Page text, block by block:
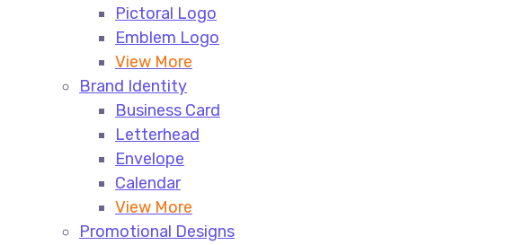
Pictoral Logo
Emblem Logo
View More
Brand Identity
Business Card
Letterhead
Envelope
Calendar
View More
Promotional Designs